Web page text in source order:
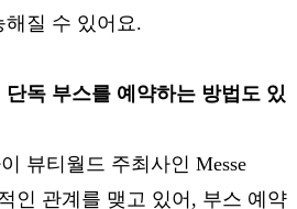
질 수 있어요.
독 부스를 예약하는 방법도 있
뷰티월드 주최사인 Messe
인 관계를 맺고 있어, 부스 예약